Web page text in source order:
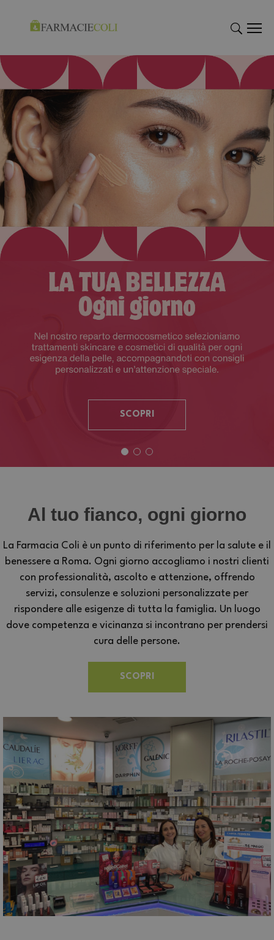
"Cerca
SCOPRI
Al tuo fianco, ogni giorno
La Farmacia Coli è un punto di riferimento per la salute e il
benessere a Roma. Ogni giorno accogliamo i nostri clienti
con professionalità, ascolto e attenzione, offrendo
servizi, consulenze e soluzioni personalizzate per
rispondere alle esigenze di tutta la famiglia. Un luogo
dove competenza e vicinanza si incontrano per prendersi
cura delle persone.
SCOPRI